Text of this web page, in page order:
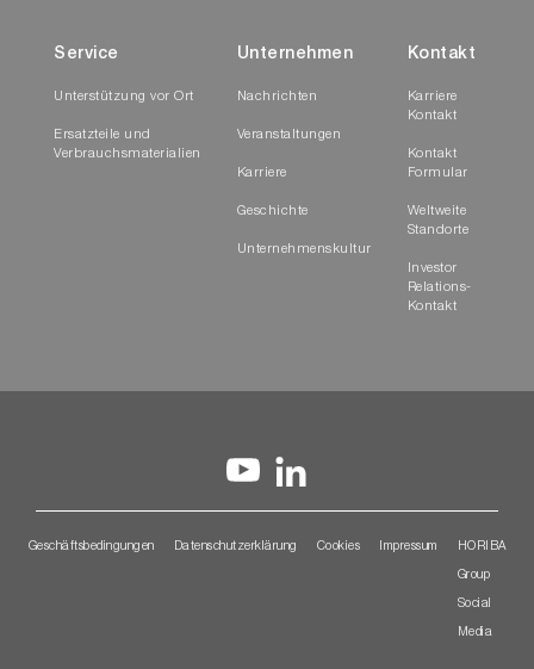
Service
Unterstützung vor Ort
Ersatzteile und
Verbrauchsmaterialien
Unternehmen
Nachrichten
Veranstaltungen
Karriere
Geschichte
Unternehmenskultur
Kontakt
Karriere
Kontakt
Kontakt
Formular
Weltweite
Standorte
Investor
Relations-
Kontakt
Geschäftsbedingungen Datenschutzerklärung Cookies Impressum HORIBA
Group
Social
Media